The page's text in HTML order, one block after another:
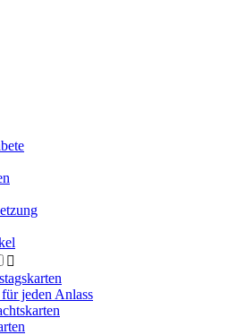

jeden Anlass